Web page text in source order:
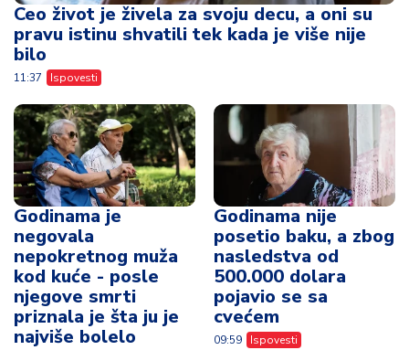
Ceo život je živela za svoju decu, a oni su
pravu istinu shvatili tek kada je više nije
bilo
11:37 Ispovesti
Godinama je
negovala
nepokretnog muža
kod kuće - posle
njegove smrti
priznala je šta ju je
najviše bolelo
Godinama nije
posetio baku, a zbog
nasledstva od
500.000 dolara
pojavio se sa
cvećem
09:59 Ispovesti